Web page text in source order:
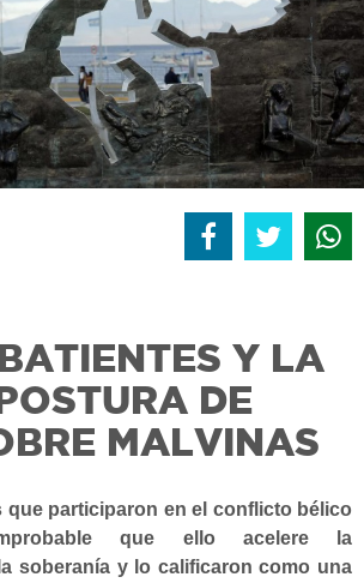
Y LA
DE
MALVINAS
que participaron en el conflicto bélico
que ello acelere la
soberanía y lo calificaron como una